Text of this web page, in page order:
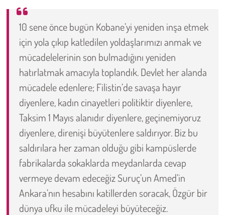
10 sene önce bugün Kobane’yi yeniden inşa etmek
için yola çıkıp katledilen yoldaşlarımızı anmak ve
mücadelelerinin son bulmadığını yeniden
hatırlatmak amacıyla toplandık. Devlet her alanda
mücadele edenlere; Filistin’de savaşa hayır
diyenlere, kadın cinayetleri politiktir diyenlere,
Taksim 1 Mayıs alanıdır diyenlere, geçinemiyoruz
diyenlere, direnişi büyütenlere saldırıyor. Biz bu
saldırılara her zaman olduğu gibi kampüslerde
fabrikalarda sokaklarda meydanlarda cevap
vermeye devam edeceğiz Suruç’un Amed’in
Ankara’nın hesabını katillerden soracak, Özgür bir
dünya ufku ile mücadeleyi büyüteceğiz.
Hayvan Hakları
Çevre
Galeri
Günün İçinden
Vefat İlanları
Tarih
Hukuk